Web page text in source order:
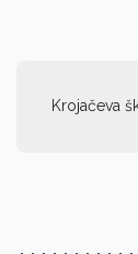
Krojačeva